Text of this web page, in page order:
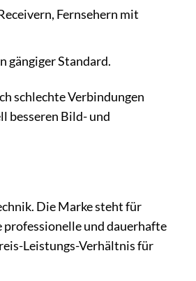
Fernsehern mit
gängiger Standard.
schlechte Verbindungen
besseren Bild- und
Die Marke steht für
professionelle und dauerhafte
Leistungs-Verhältnis für